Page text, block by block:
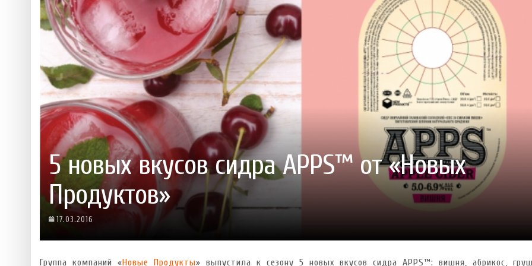
Ніжність, що смакує до чаю: новинка зефір від власної ТМ Varto вже у VARUS - 20.10.2025
Солодкий настрій у кожному шматочку: халва власної ТМ Varto вже у VARUS - 10.10.2025
VARUS запускає космічний Сирний фестиваль - 29.09.2025
Пивоколада від MAUDAU: як затримати літо в келиху - 22.09.2025
Який алкоголь підходить вашому знаку зодіаку: розбір астролога і керуючого баром - 23.03.2026
РОЗБІР АСТРОЛОГА І КЕРУЮЧОГО БАРОМ
ІДЕАЛЬНИЙ ДАЙКІРІ
ПЕЧИВО «ФРУТТАНЧИК» СПРОБУЙ ЗІ ЗНИЖКОЮ -40 %
400 ПОЗИЦІЙ,
СМАКИ
5 новых вкусов сидра APPS™ от «Новых
Продуктов»
17.03.2016
Группа компаний «Новые Продукты» выпустила к сезону 5 новых вкусов сидра APPS™: вишня, абрикос,